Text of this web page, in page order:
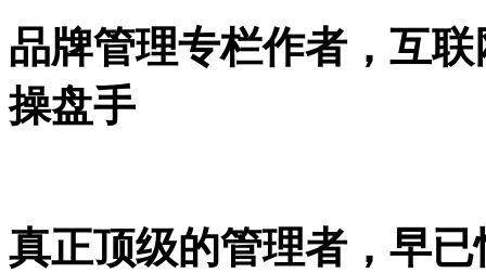
品牌管理专栏作者，互
操盘手
真正顶级的管理者，早